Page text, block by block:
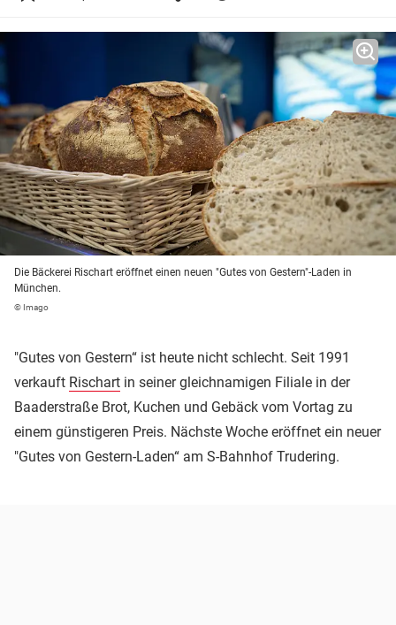
Die Bäckerei Rischart eröffnet einen neuen "Gutes von Gestern"-Laden in
München.
© Imago
"Gutes von Gestern“ ist heute nicht schlecht. Seit 1991
verkauft Rischart in seiner gleichnamigen Filiale in der
Baaderstraße Brot, Kuchen und Gebäck vom Vortag zu
einem günstigeren Preis. Nächste Woche eröffnet ein neuer
"Gutes von Gestern-Laden“ am S-Bahnhof Trudering.